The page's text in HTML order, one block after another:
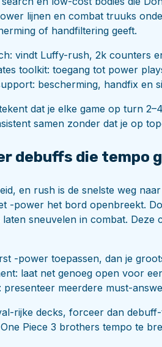
lijnen en combat truuks
of handfiltering geeft.
vindt Luffy-rush, 2k counters
toolkit: toegang tot power
bescherming, handfix en
dat je elke game op turn
samen zonder dat je op
debuffs die tempo
en rush is de snelste weg
-power het bord openbreekt.
sneuvelen in combat. Deze
-power toepassen, dan je
laat net genoeg open voor
presenteer meerdere must-
rijke decks, forceer dan
Piece 3 brothers tempo te